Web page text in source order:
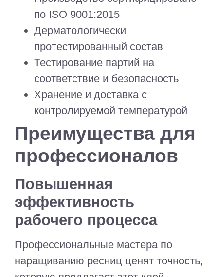
по ISO 9001:2015
Дерматологически
протестированный состав
Тестирование партий на
соответствие и безопасность
Хранение и доставка с
контролируемой температурой
Преимущества для
профессионалов
Повышенная
эффективность
рабочего процесса
Профессиональные мастера по
наращиванию ресниц ценят точность,